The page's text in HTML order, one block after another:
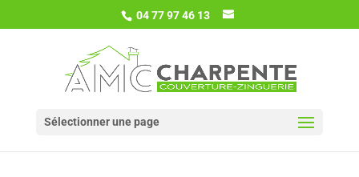
04 77 97 46 13
Sélectionner une page